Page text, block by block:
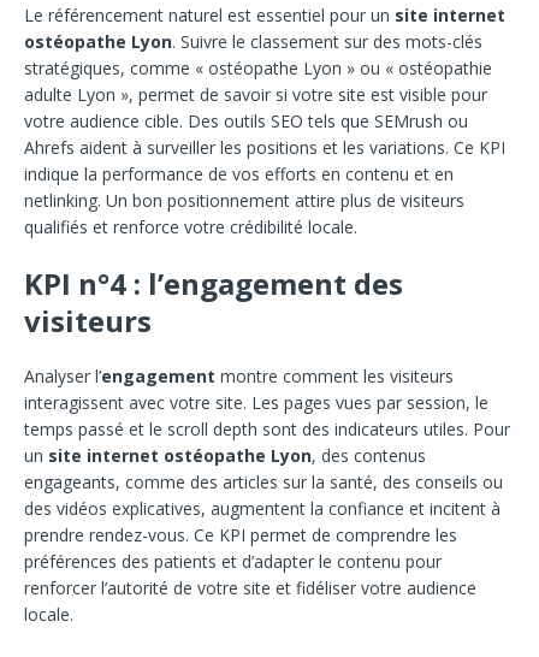
Le référencement naturel est essentiel pour un site internet
ostéopathe Lyon. Suivre le classement sur des mots-clés
stratégiques, comme « ostéopathe Lyon » ou « ostéopathie
adulte Lyon », permet de savoir si votre site est visible pour
votre audience cible. Des outils SEO tels que SEMrush ou
Ahrefs aident à surveiller les positions et les variations. Ce KPI
indique la performance de vos efforts en contenu et en
netlinking. Un bon positionnement attire plus de visiteurs
qualifiés et renforce votre crédibilité locale.
KPI n°4 : l’engagement des
visiteurs
Analyser l’engagement montre comment les visiteurs
interagissent avec votre site. Les pages vues par session, le
temps passé et le scroll depth sont des indicateurs utiles. Pour
un site internet ostéopathe Lyon, des contenus
engageants, comme des articles sur la santé, des conseils ou
des vidéos explicatives, augmentent la confiance et incitent à
prendre rendez-vous. Ce KPI permet de comprendre les
préférences des patients et d’adapter le contenu pour
renforcer l’autorité de votre site et fidéliser votre audience
locale.